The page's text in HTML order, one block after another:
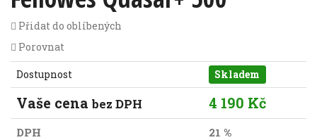
Přidat do oblíbených
Porovnat
Dostupnost Skladem
Vaše cena bez DPH 4 190 Kč
DPH
21 %